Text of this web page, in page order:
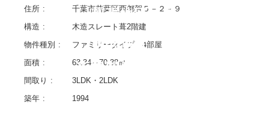
幕張地区一覧
管理物件一覧
店舗開発事業一覧
住所
千葉市若葉区西都賀５－２－９
構造
木造スレート葺2階建
物件種別
ファミリータイプ 4部屋
面積
63.34～70.38㎡
間取り
3LDK・2LDK
築年
1994